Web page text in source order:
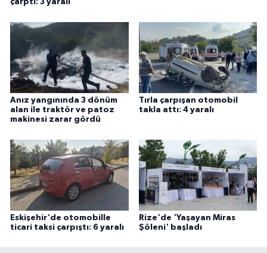
çarptı: 3 yaralı
Anız yangınında 3 dönüm
alan ile traktör ve patoz
makinesi zarar gördü
Tırla çarpışan otomobil
takla attı: 4 yaralı
Eskişehir'de otomobille
ticari taksi çarpıştı: 6 yaralı
Rize'de 'Yaşayan Miras
Şöleni' başladı